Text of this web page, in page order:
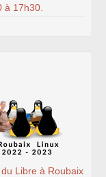
à 17h30.